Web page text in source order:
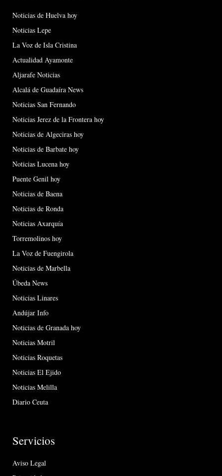
Noticias de Huelva hoy
Noticias Lepe
La Voz de Isla Cristina
Actualidad Ayamonte
Aljarafe Noticias
Alcalá de Guadaíra News
Noticias San Fernando
Noticias Jerez de la Frontera hoy
Noticias de Algeciras hoy
Noticias de Barbate hoy
Noticias Lucena hoy
Puente Genil hoy
Noticias de Baena
Noticias de Ronda
Noticias Axarquía
Torremolinos hoy
La Voz de Fuengirola
Noticias de Marbella
Úbeda News
Noticias Linares
Andújar Info
Noticias de Granada hoy
Noticias Motril
Noticias Roquetas
Noticias El Ejido
Noticias Melilla
Diario Ceuta
Servicios
Aviso Legal